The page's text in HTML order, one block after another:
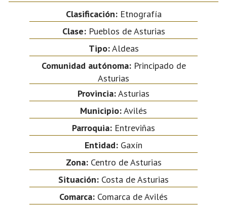
Clasificación:Etnografía
Clase:Pueblos de Asturias
Tipo:Aldeas
Comunidad autónoma:Principado de
Asturias
Provincia:Asturias
Municipio:Avilés
Parroquia: Entreviñas
Entidad: Gaxín
Zona:Centro de Asturias
Situación: Costa de Asturias
Comarca: Comarca de Avilés